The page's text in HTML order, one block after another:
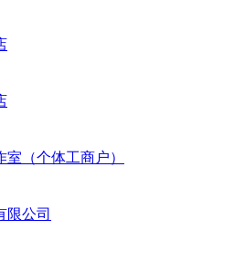
（个体工商户）
限公司